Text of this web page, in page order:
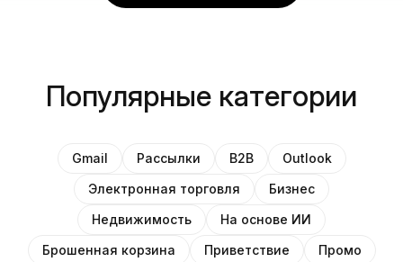
Популярные категории
Gmail Рассылки B2B
Outlook
Электронная торговля
Бизнес
Недвижимость
На основе ИИ
Брошенная корзина
Приветствие Промо